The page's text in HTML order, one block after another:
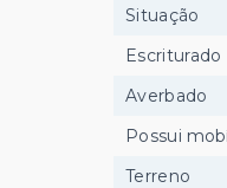
Situação
Escriturado
Averbado
Possui
Terreno